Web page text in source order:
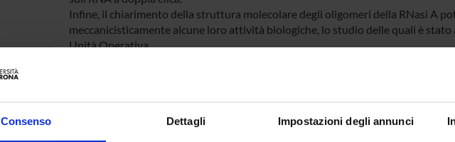
Consenso Dettagli Impostazioni degli annunci
Infine, il chiarimento della struttura molecolare degli oligomeri della RNasi A
meccanicisticamente alcune loro attività biologiche, lo studio delle quali è
Unità Operativa.
Ministero dell'Istruzione
Finanziamento:assegnato e gestito dal